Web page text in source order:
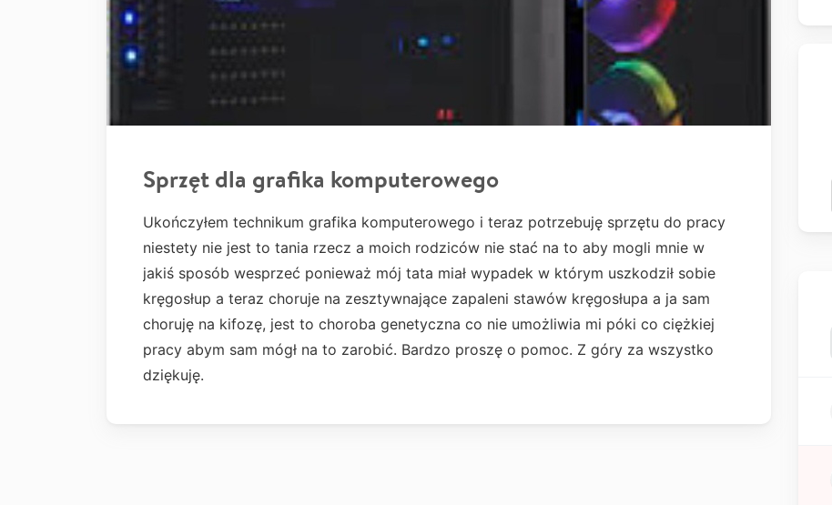
Sprzęt dla grafika komputerowego
Ukończyłem technikum grafika komputerowego i teraz potrzebuję sprzętu do pracy
niestety nie jest to tania rzecz a moich rodziców nie stać na to aby mogli mnie w
jakiś sposób wesprzeć ponieważ mój tata miał wypadek w którym uszkodził sobie
kręgosłup a teraz choruje na zesztywnające zapaleni stawów kręgosłupa a ja sam
choruję na kifozę, jest to choroba genetyczna co nie umożliwia mi póki co ciężkiej
pracy abym sam mógł na to zarobić. Bardzo proszę o pomoc. Z góry za wszystko
dziękuję.